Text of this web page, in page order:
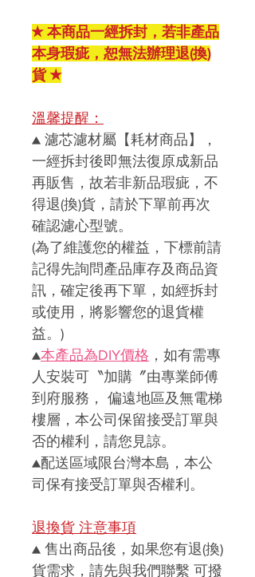
★ 本商品一經拆封，若非產品
本身瑕疵，恕無法辦理退(換)
貨 ★
溫馨提醒：
▲ 濾芯濾材屬【耗材商品】，
一經拆封後即無法復原成新品
再販售，故若非新品瑕疵，不
得退(換)貨，請於下單前再次
確認濾心型號。
(為了維護您的權益，下標前請
記得先詢問產品庫存及商品資
訊，確定後再下單，如經拆封
或使用，將影響您的退貨權
益。)
▲本產品為DIY價格 ，如有需專
人安裝可〝加購〞由專業師傅
到府服務， 偏遠地區及無電梯
樓層，本公司保留接受訂單與
否的權利，請您見諒。
▲配送區域限台灣本島，本公
司保有接受訂單與否權利。
退換貨 注意事項
▲ 售出商品後，如果您有退(換)
貨需求，請先與我們聯繫 可撥